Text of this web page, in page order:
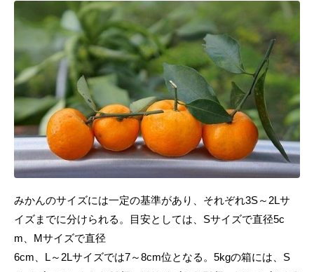
みかんのサイズには一定の基準があり、それぞれ3S～2Lサ
イズまでに分けられる。目安としては、Sサイズで直径5c
m、Mサイズで直径
6cm、L～2Lサイズでは7～8cm位となる。5kgの箱には、S